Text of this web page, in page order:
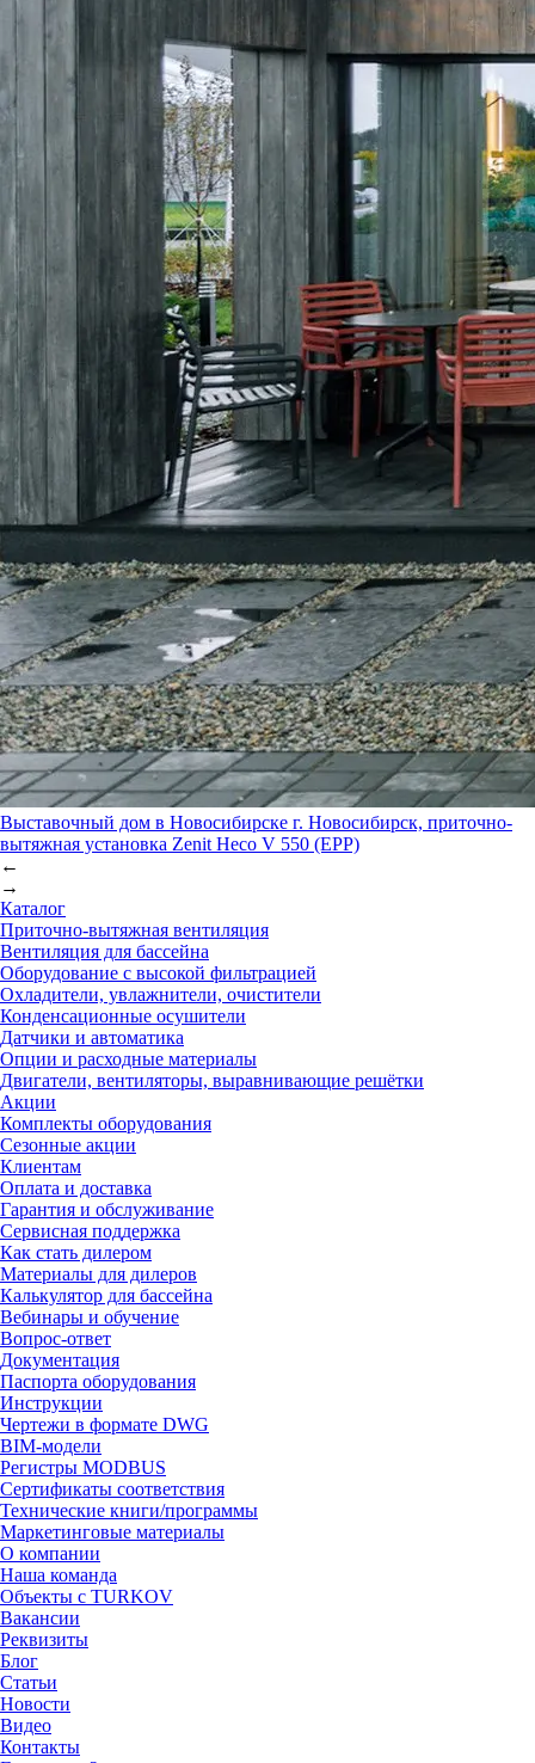
Выставочный дом в Новосибирске г. Новосибирск, приточно-
вытяжная установка Zenit Heco V 550 (EPP)
←
→
Каталог
Приточно-вытяжная вентиляция
Вентиляция для бассейна
Оборудование с высокой фильтрацией
Охладители, увлажнители, очистители
Конденсационные осушители
Датчики и автоматика
Опции и расходные материалы
Двигатели, вентиляторы, выравнивающие решётки
Акции
Комплекты оборудования
Сезонные акции
Клиентам
Оплата и доставка
Гарантия и обслуживание
Сервисная поддержка
Как стать дилером
Материалы для дилеров
Калькулятор для бассейна
Вебинары и обучение
Вопрос-ответ
Документация
Паспорта оборудования
Инструкции
Чертежи в формате DWG
BIM-модели
Регистры MODBUS
Сертификаты соответствия
Технические книги/программы
Маркетинговые материалы
О компании
Наша команда
Объекты с TURKOV
Вакансии
Реквизиты
Блог
Статьи
Новости
Видео
Контакты